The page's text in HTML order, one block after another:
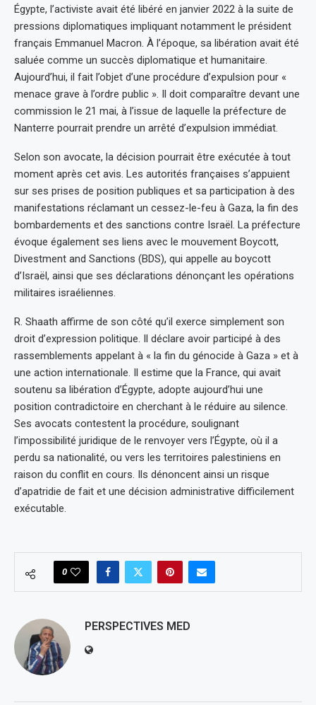
Égypte, l’activiste avait été libéré en janvier 2022 à la suite de
pressions diplomatiques impliquant notamment le président
français Emmanuel Macron. À l’époque, sa libération avait été
saluée comme un succès diplomatique et humanitaire.
Aujourd’hui, il fait l’objet d’une procédure d’expulsion pour «
menace grave à l’ordre public ». Il doit comparaître devant une
commission le 21 mai, à l’issue de laquelle la préfecture de
Nanterre pourrait prendre un arrêté d’expulsion immédiat.
Selon son avocate, la décision pourrait être exécutée à tout
moment après cet avis. Les autorités françaises s’appuient
sur ses prises de position publiques et sa participation à des
manifestations réclamant un cessez-le-feu à Gaza, la fin des
bombardements et des sanctions contre Israël. La préfecture
évoque également ses liens avec le mouvement Boycott,
Divestment and Sanctions (BDS), qui appelle au boycott
d’Israël, ainsi que ses déclarations dénonçant les opérations
militaires israéliennes.
R. Shaath affirme de son côté qu’il exerce simplement son
droit d’expression politique. Il déclare avoir participé à des
rassemblements appelant à « la fin du génocide à Gaza » et à
une action internationale. Il estime que la France, qui avait
soutenu sa libération d’Égypte, adopte aujourd’hui une
position contradictoire en cherchant à le réduire au silence.
Ses avocats contestent la procédure, soulignant
l’impossibilité juridique de le renvoyer vers l’Égypte, où il a
perdu sa nationalité, ou vers les territoires palestiniens en
raison du conflit en cours. Ils dénoncent ainsi un risque
d’apatridie de fait et une décision administrative difficilement
exécutable.
0
PERSPECTIVES MED